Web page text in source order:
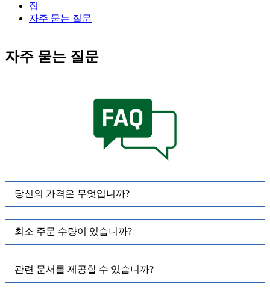
집
자주 묻는 질문
자주 묻는 질문
당신의 가격은 무엇입니까?
최소 주문 수량이 있습니까?
관련 문서를 제공할 수 있습니까?